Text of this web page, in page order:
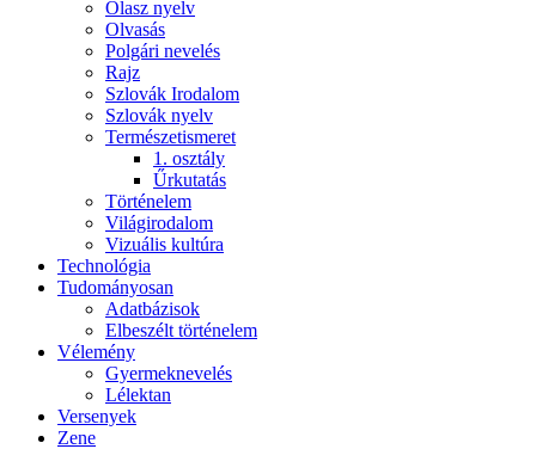
Olasz nyelv
Olvasás
Polgári nevelés
Rajz
Szlovák Irodalom
Szlovák nyelv
Természetismeret
1. osztály
Űrkutatás
Történelem
Világirodalom
Vizuális kultúra
Technológia
Tudományosan
Adatbázisok
Elbeszélt történelem
Vélemény
Gyermeknevelés
Lélektan
Versenyek
Zene